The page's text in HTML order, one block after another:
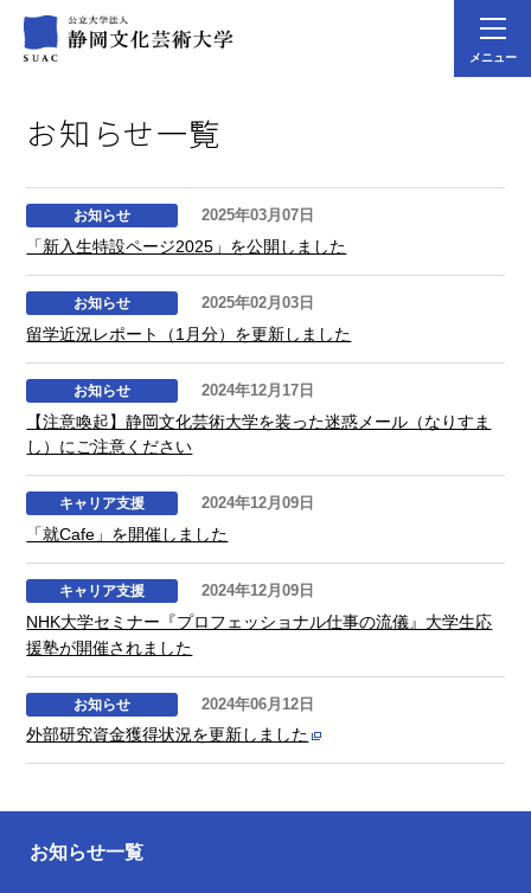
メニュー
お知らせ一覧
お知らせ 2025年03月07日
「新入生特設ページ2025」を公開しました
お知らせ 2025年02月03日
留学近況レポート（1月分）を更新しました
お知らせ 2024年12月17日
【注意喚起】静岡文化芸術大学を装った迷惑メール（なりすま
し）にご注意ください
キャリア支援 2024年12月09日
「就Cafe」を開催しました
キャリア支援 2024年12月09日
NHK大学セミナー『プロフェッショナル仕事の流儀』大学生応
援塾が開催されました
お知らせ 2024年06月12日
外部研究資金獲得状況を更新しました
お知らせ一覧